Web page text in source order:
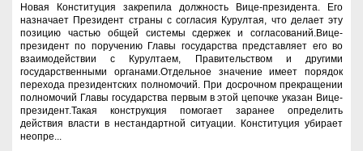
Новая Конституция закрепила должность Вице-президента. Его
назначает Президент страны с согласия Курултая, что делает эту
позицию частью общей системы сдержек и согласований.Вице-
президент по поручению Главы государства представляет его во
взаимодействии с Курултаем, Правительством и другими
государственными органами.Отдельное значение имеет порядок
перехода президентских полномочий. При досрочном прекращении
полномочий Главы государства первым в этой цепочке указан Вице-
президент.Такая конструкция помогает заранее определить
действия власти в нестандартной ситуации. Конституция убирает
неопре...